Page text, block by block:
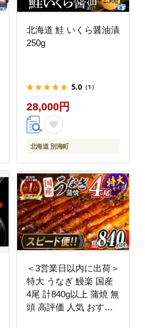
北海道 鮭 いくら醤油漬
250g
5.0 （1）
28,000円
北海道 別海町
＜3営業日以内に出荷＞
特大 うなぎ 鰻楽 国産
4尾 計840g以上 蒲焼 無
頭 高評価 人気 おすす